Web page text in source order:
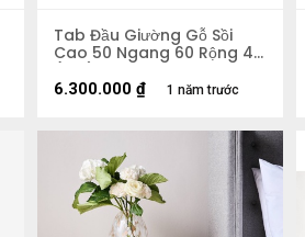
Tab Đầu Giường Gỗ Sồi
Cao 50 Ngang 60 Rộng 40
(cm)
1 năm trước
6.300.000 ₫